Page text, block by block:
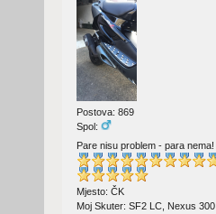
Postova: 869
Spol:
Pare nisu problem - para nema!
Mjesto: ČK
Moj Skuter: SF2 LC, Nexus 300